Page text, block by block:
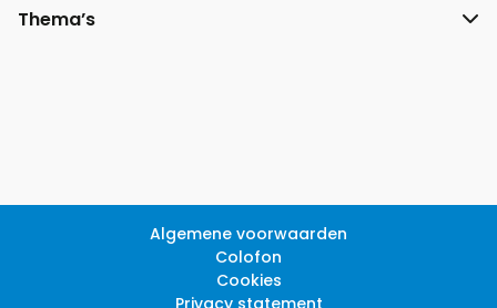
Thema’s
Algemene voorwaarden
Colofon
Cookies
Privacy statement